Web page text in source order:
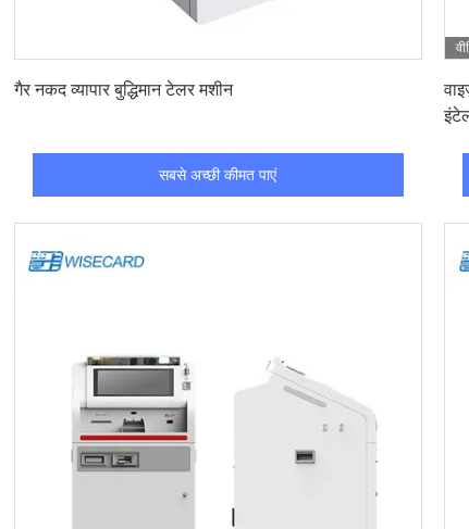
गैर नकद व्यापार बुद्धिमान टेलर मशीन
सबसे अच्छी कीमत पाएं